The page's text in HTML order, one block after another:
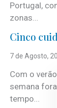
Portugal,
zonas...
Cinco
7 de Agosto,
Com o
semana
tempo...